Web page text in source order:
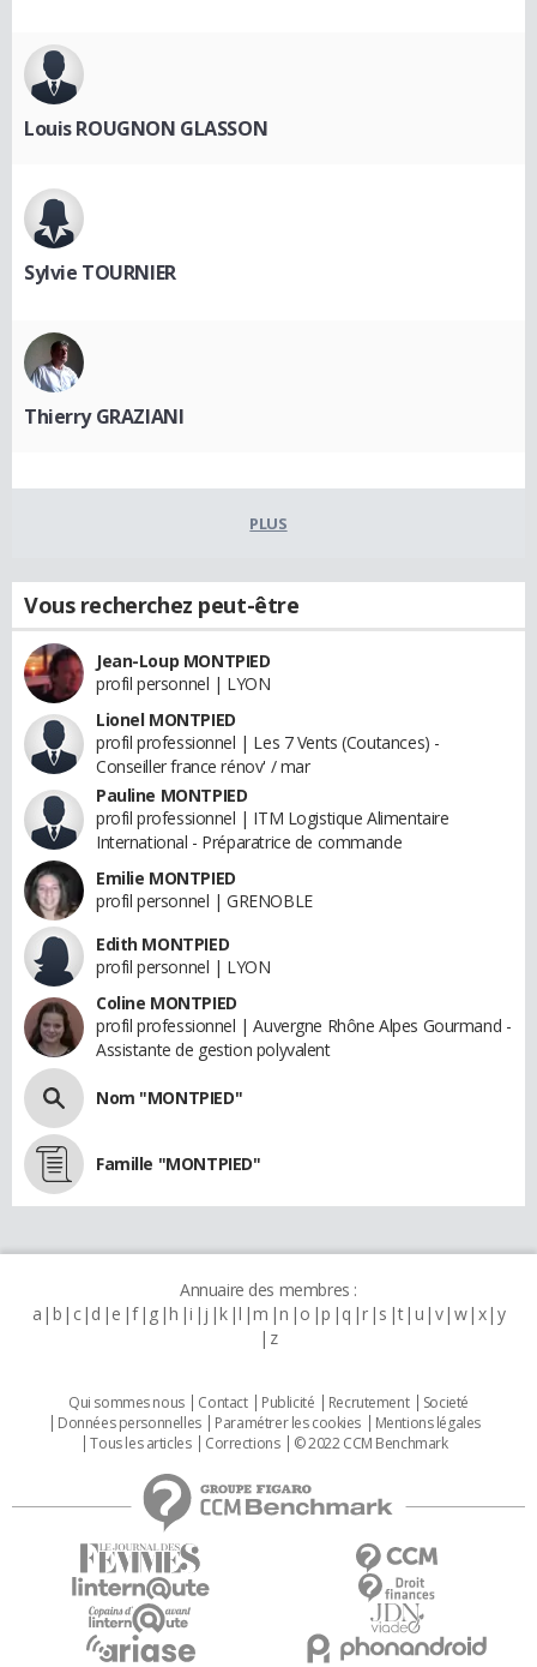
Louis ROUGNON GLASSON
Sylvie TOURNIER
Thierry GRAZIANI
PLUS
Vous recherchez peut-être
Jean-Loup MONTPIED
profil personnel | LYON
Lionel MONTPIED
profil professionnel | Les 7 Vents (Coutances) -
Conseiller france rénov' / mar
Pauline MONTPIED
profil professionnel | ITM Logistique Alimentaire
International - Préparatrice de commande
Emilie MONTPIED
profil personnel | GRENOBLE
Edith MONTPIED
profil personnel | LYON
Coline MONTPIED
profil professionnel | Auvergne Rhône Alpes Gourmand -
Assistante de gestion polyvalent
Nom "MONTPIED"
Famille "MONTPIED"
Annuaire des membres :
a b c d e f g h i j k l m n o p q r s t u v w x y
z
Qui sommes nous Contact Publicité Recrutement
Societé
Données personnelles
Paramétrer les cookies
Mentions légales
Tous les articles
Corrections © 2022 CCM Benchmark